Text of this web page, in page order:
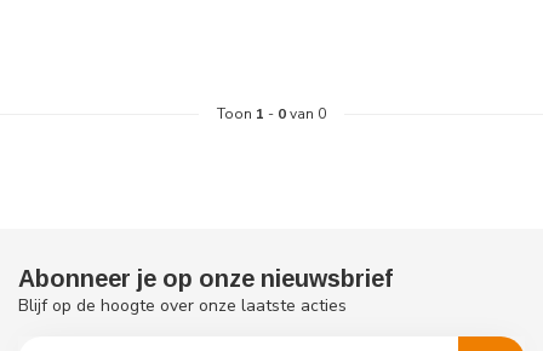
Toon 1 - 0van 0
Abonneer je op onze nieuwsbrief
Blijf op de hoogte over onze laatste acties